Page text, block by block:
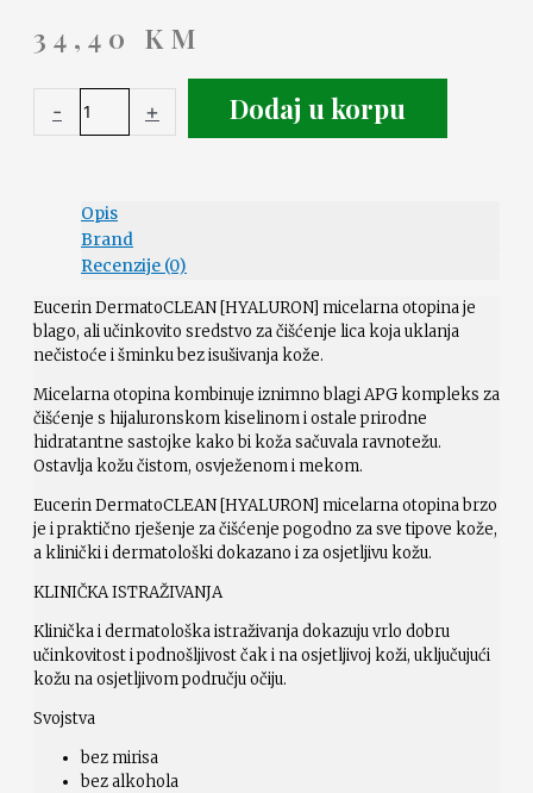
34,40 KM
- + Dodaj u korpu
Opis
Brand
Recenzije (0)
Eucerin DermatoCLEAN [HYALURON] micelarna otopina je
blago, ali učinkovito sredstvo za čišćenje lica koja uklanja
nečistoće i šminku bez isušivanja kože.
Micelarna otopina kombinuje iznimno blagi APG kompleks za
čišćenje s hijaluronskom kiselinom i ostale prirodne
hidratantne sastojke kako bi koža sačuvala ravnotežu.
Ostavlja kožu čistom, osvježenom i mekom.
Eucerin DermatoCLEAN [HYALURON] micelarna otopina brzo
je i praktično rješenje za čišćenje pogodno za sve tipove kože,
a klinički i dermatološki dokazano i za osjetljivu kožu.
KLINIČKA ISTRAŽIVANJA
Klinička i dermatološka istraživanja dokazuju vrlo dobru
učinkovitost i podnošljivost čak i na osjetljivoj koži, uključujući
kožu na osjetljivom području očiju.
Svojstva
bez mirisa
bez alkohola